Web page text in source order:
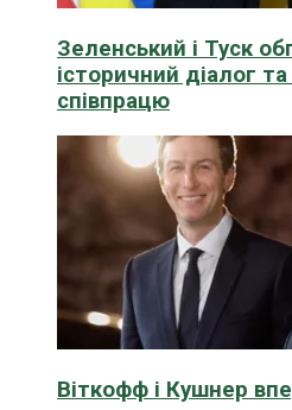
Зеленський і Туск
історичний діалог
співпрацю
Віткофф і Кушнер